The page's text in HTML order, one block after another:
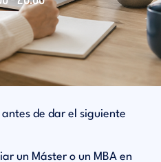
de dar el siguiente
un Máster o un MBA en